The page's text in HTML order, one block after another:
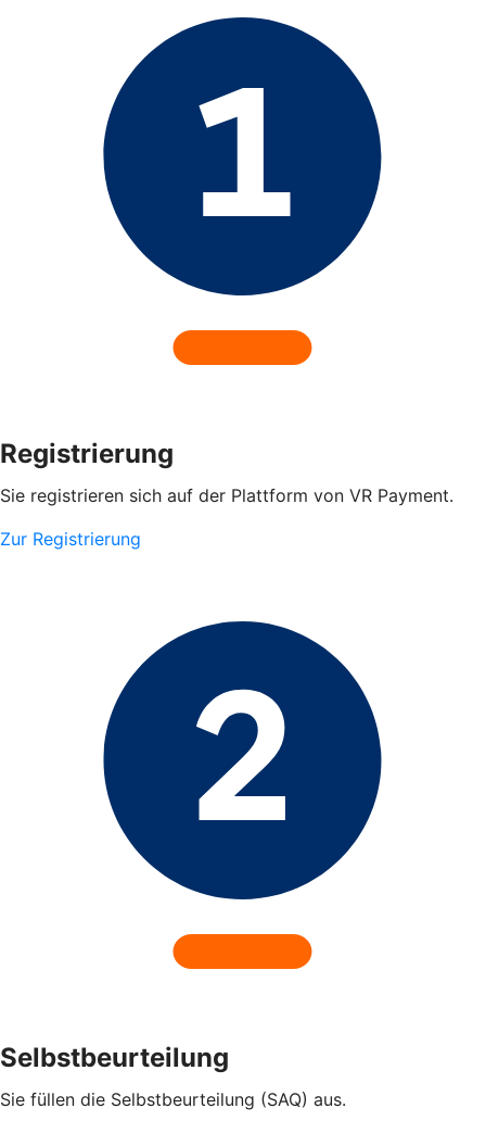
Registrierung
Sie registrieren sich auf der Plattform von VR Payment.
Zur Registrierung
Selbstbeurteilung
Sie füllen die Selbstbeurteilung (SAQ) aus.